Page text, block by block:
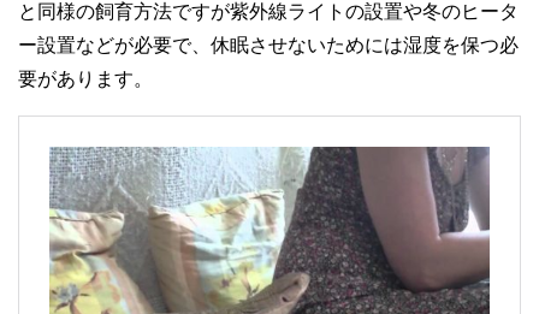
と同様の飼育方法ですが紫外線ライトの設置や冬のヒータ
ー設置などが必要で、休眠させないためには湿度を保つ必
要があります。